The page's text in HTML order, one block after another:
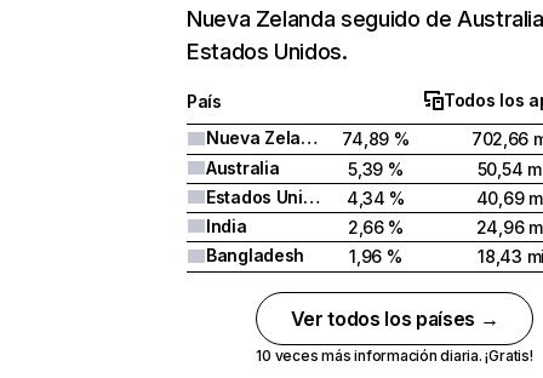
Nueva Zelanda seguido de
Estados Unidos.
País
Todos los
Nueva Zelanda
74,89 %
702,66
Australia
5,39 %
50,54
Estados Unidos
4,34 %
40,69
India
2,66 %
24,96
Bangladesh
1,96 % 18,43
Ver todos los países →
10 veces más información diaria. ¡Gratis!